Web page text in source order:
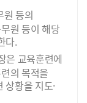
원 등의
원 등이 해당
다.
은 교육훈련에
의 목적을
황을 지도·